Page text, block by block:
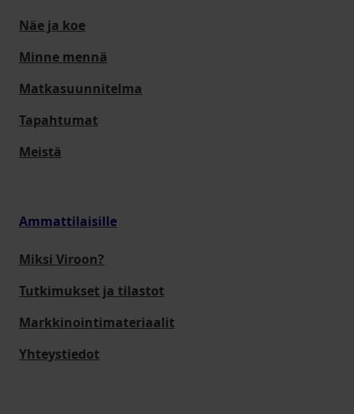
Näe ja koe
Minne mennä
Matkasuunnitelma
Tapahtumat
Meistä
Ammattilaisille
Miksi Viroon?
Tutkimukset ja tilastot
Markkinointimateriaalit
Yhteystiedot